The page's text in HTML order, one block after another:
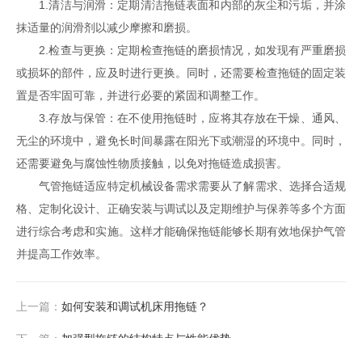
1.清洁与润滑：定期清洁拖链表面和内部的灰尘和污垢，并涂
抹适量的润滑剂以减少摩擦和磨损。
2.检查与更换：定期检查拖链的磨损情况，如发现有严重磨损
或损坏的部件，应及时进行更换。同时，还需要检查拖链的固定装
置是否牢固可靠，并进行必要的紧固和调整工作。
3.存放与保管：在不使用拖链时，应将其存放在干燥、通风、
无尘的环境中，避免长时间暴露在阳光下或潮湿的环境中。同时，
还需要避免与腐蚀性物质接触，以免对拖链造成损害。
气管拖链适应特定机械设备需求需要从了解需求、选择合适规
格、定制化设计、正确安装与调试以及定期维护与保养等多个方面
进行综合考虑和实施。这样才能确保拖链能够长期有效地保护气管
并提高工作效率。
上一篇： 如何安装和调试机床用拖链？